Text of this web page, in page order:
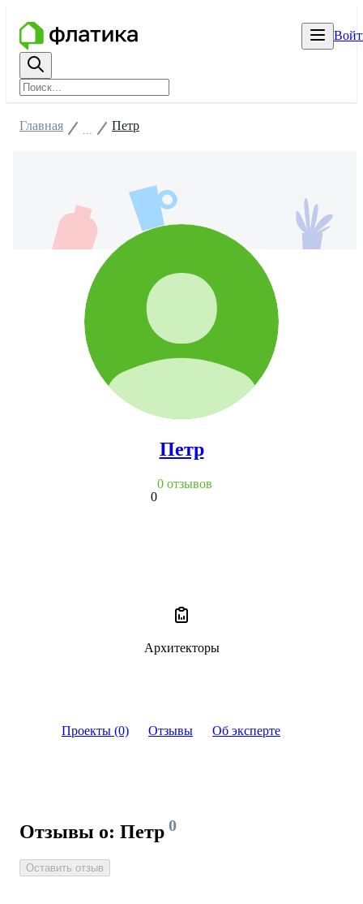
Проекты (0) Отзывы Об эксперте
Отзывы о: Петр 0
Оставить отзыв
Главная Петр
Петр
0
0 отзывов
Архитекторы